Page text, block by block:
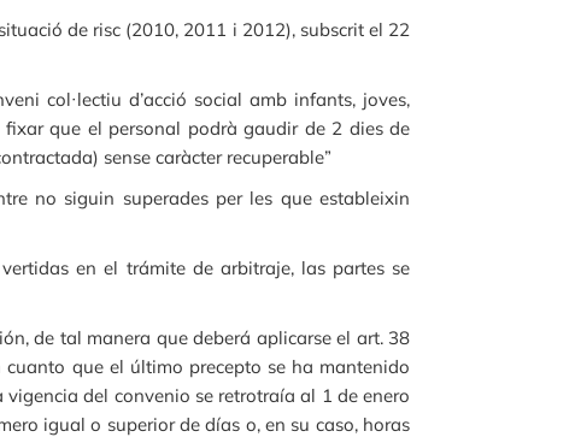
de risc (2010, 2011 i 2012), subscrit el 22
col·lectiu d’acció social amb infants, joves,
que el personal podrà gaudir de 2 dies de
sense caràcter recuperable”
no siguin superades per les que estableixin
en el trámite de arbitraje, las partes se
de tal manera que deberá aplicarse el art. 38
que el último precepto se ha mantenido
del convenio se retrotraía al 1 de enero
igual o superior de días o, en su caso, horas